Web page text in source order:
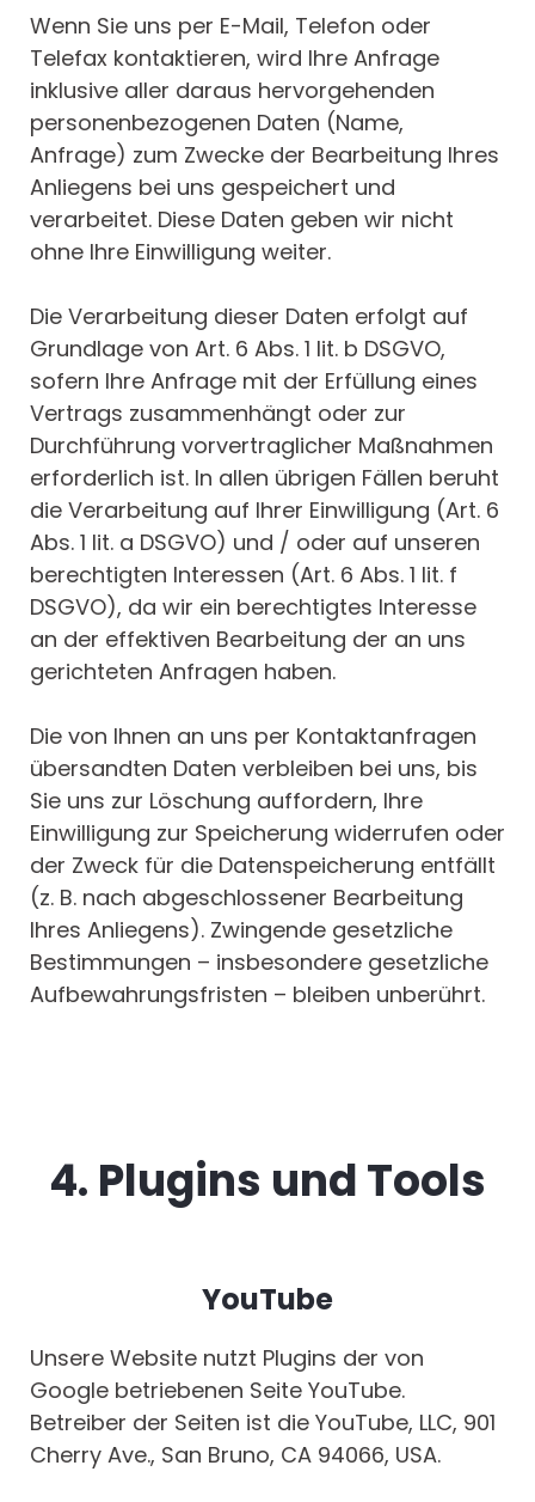
Wenn Sie uns per E-Mail, Telefon oder
Telefax kontaktieren, wird Ihre Anfrage
inklusive aller daraus hervorgehenden
personenbezogenen Daten (Name,
Anfrage) zum Zwecke der Bearbeitung Ihres
Anliegens bei uns gespeichert und
verarbeitet. Diese Daten geben wir nicht
ohne Ihre Einwilligung weiter.
Die Verarbeitung dieser Daten erfolgt auf
Grundlage von Art. 6 Abs. 1 lit. b DSGVO,
sofern Ihre Anfrage mit der Erfüllung eines
Vertrags zusammenhängt oder zur
Durchführung vorvertraglicher Maßnahmen
erforderlich ist. In allen übrigen Fällen beruht
die Verarbeitung auf Ihrer Einwilligung (Art. 6
Abs. 1 lit. a DSGVO) und / oder auf unseren
berechtigten Interessen (Art. 6 Abs. 1 lit. f
DSGVO), da wir ein berechtigtes Interesse
an der effektiven Bearbeitung der an uns
gerichteten Anfragen haben.
Die von Ihnen an uns per Kontaktanfragen
übersandten Daten verbleiben bei uns, bis
Sie uns zur Löschung auffordern, Ihre
Einwilligung zur Speicherung widerrufen oder
der Zweck für die Datenspeicherung entfällt
(z. B. nach abgeschlossener Bearbeitung
Ihres Anliegens). Zwingende gesetzliche
Bestimmungen – insbesondere gesetzliche
Aufbewahrungsfristen – bleiben unberührt.
4. Plugins und Tools
YouTube
Unsere Website nutzt Plugins der von
Google betriebenen Seite YouTube.
Betreiber der Seiten ist die YouTube, LLC, 901
Cherry Ave., San Bruno, CA 94066, USA.